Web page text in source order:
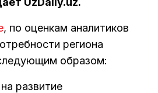
, по оценкам аналитиков
региона
образом:
развитие